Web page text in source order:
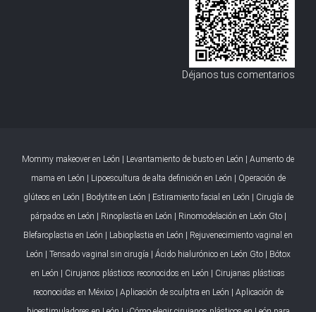
Déjanos tus comentarios
Mommy makeover en León | Levantamiento de busto en León | Aumento de
mama en León | Lipoescultura de alta definición en León | Operación de
glúteos en León | Bodytite en León | Estiramiento facial en León | Cirugía de
párpados en León | Rinoplastía en León | Rinomodelación en León Gto|
Blefaroplastia en León | Labioplastia en León | Rejuvenecimiento vaginal en
León | Tensado vaginal sin cirugía | Ácido hialurónico en León Gto| Bótox
en León | Cirujanos plásticos reconocidos en León | Cirujanas plásticas
reconocidas en México| Aplicación de sculptra en León | Aplicación de